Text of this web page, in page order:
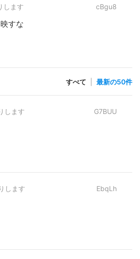
します cBgu8
すな
すべて 最新の50件
します G7BUU
します EbqLh